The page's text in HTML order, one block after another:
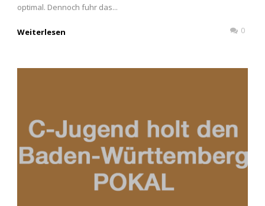
optimal. Dennoch fuhr das...
Weiterlesen 0